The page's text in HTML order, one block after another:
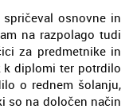
osnovne in
na razpolago tudi
za predmetnike in
k diplomi ter potrdilo
o rednem šolanju,
so na določen način